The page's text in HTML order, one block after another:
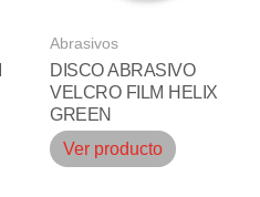
Abrasivos
DISCO ABRASIVO
VELCRO FILM HELIX
GREEN
Ver producto